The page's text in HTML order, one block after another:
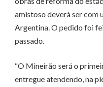
amistoso deverá ser com
Argentina. O pedido foi
passado.
“O Mineirão será o
entregue atendendo, na